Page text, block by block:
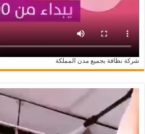
شركة نظافة بجميع مدن المملكة